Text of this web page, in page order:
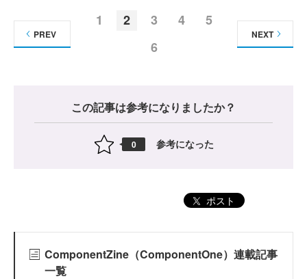
1 2 3 4
5
6
PREV NEXT
この記事は参考になりましたか？
0 参考になった
ポスト
ComponentZine（ComponentOne）連載記事
一覧